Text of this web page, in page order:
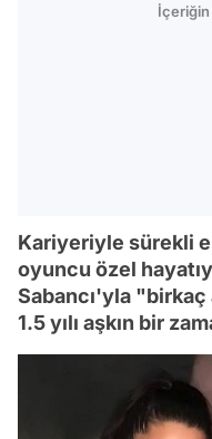
İçeriğin
Kariyeriyle sürekli
oyuncu özel
Sabancı'yla
1.5 yılı aşkın bir